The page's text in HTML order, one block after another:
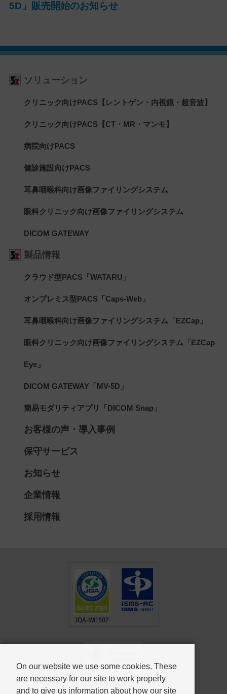
5D」販売開始のお知らせ
ソリューション
クリニック向けPACS【レントゲン・内視鏡・超音波】
クリニック向けPACS【CT・MR・マンモ】
病院向けPACS
健診施設向けPACS
耳鼻咽喉科向け画像ファイリングシステム
眼科クリニック向け画像ファイリングシステム
DICOM GATEWAY
製品情報
クラウド型PACS「WATARU」
オンプレミス型PACS「Caps-Web」
耳鼻咽喉科向け画像ファイリングシステム「EZCap」
眼科クリニック向け画像ファイリングシステム「EZCap
Eye」
DICOM GATEWAY「MV-5D」
簡易モダリティアプリ「DICOM Snap」
お客様の声・導入事例
保守サービス
お知らせ
企業情報
採用情報
個人情報保護方針
On our website we use some cookies. These
are necessary for our site to work properly
and to give us information about how our site